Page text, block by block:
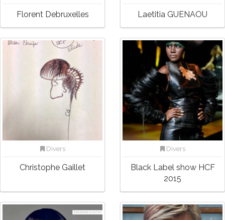
Florent Debruxelles Laetitia GUENAOU
Divers
Christophe Gaillet
Divers
Black Label show HCF
2015